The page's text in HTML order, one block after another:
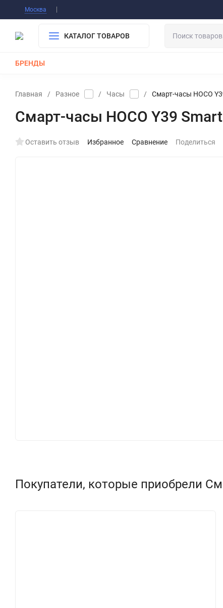
Москва
КАТАЛОГ ТОВАРОВ
БРЕНДЫ
Главная / Разное / Часы / Смарт-часы HOCO
Смарт-часы HOCO Y39
Оставить отзыв Избранное Сравнение Поделиться
Покупатели, которые приобрели